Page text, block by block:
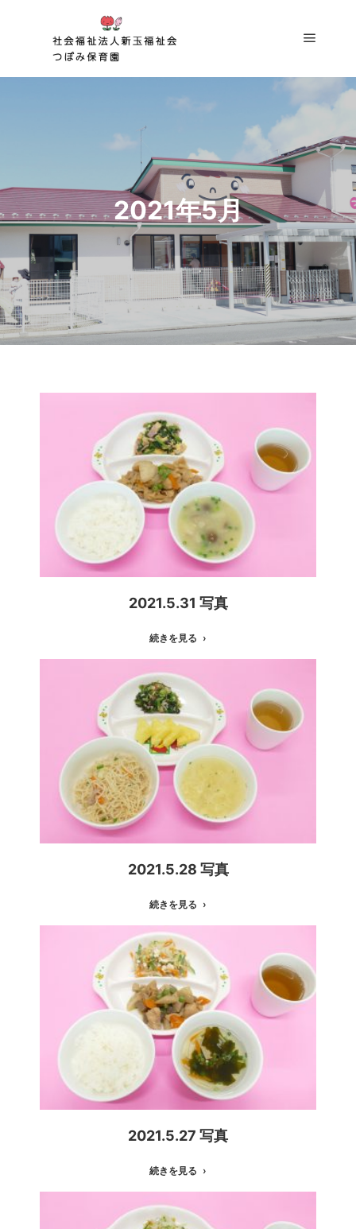
2021年5月
2021.5.31 写真
続きを見る
2021.5.28 写真
続きを見る
2021.5.27 写真
続きを見る